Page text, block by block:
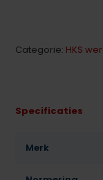
Categorie: HKS
Specificaties
Merk